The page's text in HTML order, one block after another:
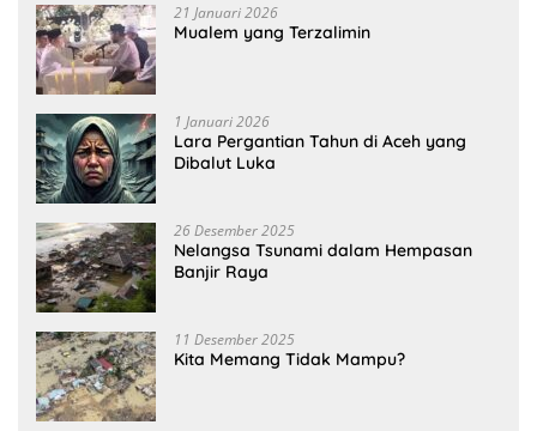
21 Januari 2026
Mualem yang Terzalimin
1 Januari 2026
Lara Pergantian Tahun di Aceh yang
Dibalut Luka
26 Desember 2025
Nelangsa Tsunami dalam Hempasan
Banjir Raya
11 Desember 2025
Kita Memang Tidak Mampu?